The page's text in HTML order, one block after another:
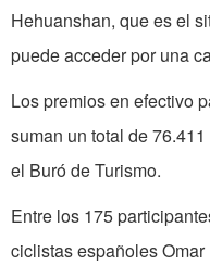
Hehuanshan, que es el
puede acceder por una
Los premios en efectivo
suman un total de
el Buró de Turismo.
Entre los 175
ciclistas españoles